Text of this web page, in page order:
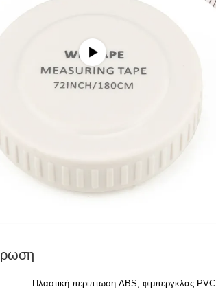
Πλαστική περίπτωση ABS, φίμπεργκλας PVC